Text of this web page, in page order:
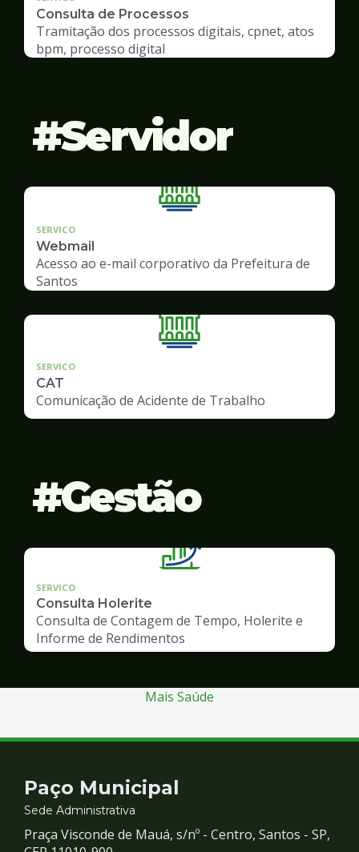
Consulta de Processos
Tramitação dos processos digitais, cpnet, atos
bpm, processo digital
Servidor
SERVICO
Webmail
Acesso ao e-mail corporativo da Prefeitura de
Santos
SERVICO
CAT
Comunicação de Acidente de Trabalho
Gestão
SERVICO
Consulta Holerite
Consulta de Contagem de Tempo, Holerite e
Informe de Rendimentos
Mais Saúde
Contato
e
Paço Municipal
Sede Administrativa
Praça Visconde de Mauá, s/nº - Centro, Santos - SP,